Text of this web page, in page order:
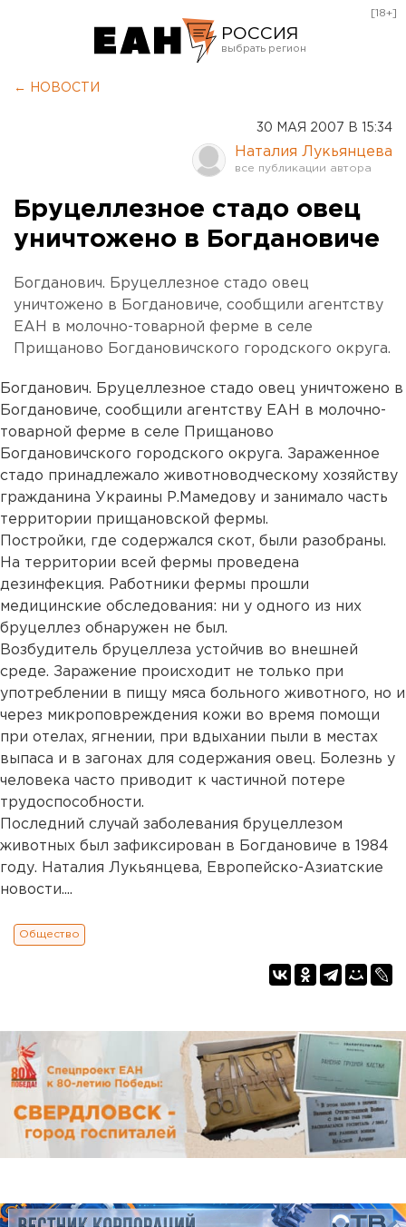
РОССИЯ
Оренбург
[18+]
← НОВОСТИ
30 МАЯ 2007 В 15:34
Наталия Лукьянцева
Бруцеллезное стадо овец
уничтожено в Богдановиче
Богданович. Бруцеллезное стадо овец
уничтожено в Богдановиче, сообщили агентству
ЕАН в молочно-товарной ферме в селе
Прищаново Богдановичского городского округа.
Богданович. Бруцеллезное стадо овец уничтожено в
Богдановиче, сообщили агентству ЕАН в молочно-
товарной ферме в селе Прищаново
Богдановичского городского округа. Зараженное
стадо принадлежало животноводческому хозяйству
гражданина Украины Р.Мамедову и занимало часть
территории прищановской фермы.
Постройки, где содержался скот, были разобраны.
На территории всей фермы проведена
дезинфекция. Работники фермы прошли
медицинские обследования: ни у одного из них
бруцеллез обнаружен не был.
Возбудитель бруцеллеза устойчив во внешней
среде. Заражение происходит не только при
употреблении в пищу мяса больного животного, но и
через микроповреждения кожи во время помощи
при отелах, ягнении, при вдыхании пыли в местах
выпаса и в загонах для содержания овец. Болезнь у
человека часто приводит к частичной потере
трудоспособности.
Последний случай заболевания бруцеллезом
животных был зафиксирован в Богдановиче в 1984
году. Наталия Лукьянцева, Европейско-Азиатские
новости....
Общество